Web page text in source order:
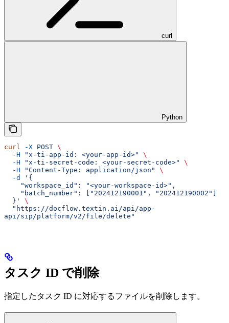
curl
Python
curl -X POST \
  -H
"x-ti-app-id: <your-app-id>"
\
  -H
"x-ti-secret-code: <your-secret-code>"
\
  -H
"Content-Type: application/json"
\
  -d
'{
    "workspace_id": "<your-workspace-id>",
    "batch_number": ["202412190001", "202412190002"]
  }'
\
api/sip/platform/v2/file/delete"
タスク ID で削除
指定したタスク ID に対応するファイルを削除します。